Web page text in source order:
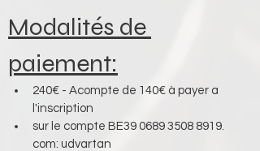
Modalités de
paiement:
240€ - Acompte de 140€ à payer a
l'inscription
sur le compte BE39 0689 3508 8919.
com: udvartan